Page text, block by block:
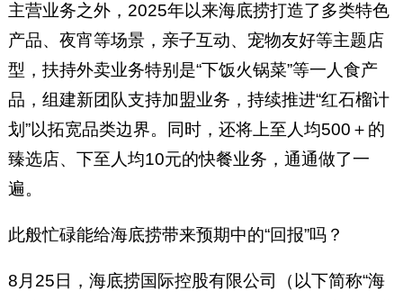
主营业务之外，2025年以来海底捞打造了多类特色
产品、夜宵等场景，亲子互动、宠物友好等主题店
型，扶持外卖业务特别是“下饭火锅菜”等一人食产
品，组建新团队支持加盟业务，持续推进“红石榴计
划”以拓宽品类边界。同时，还将上至人均500＋的
臻选店、下至人均10元的快餐业务，通通做了一
遍。
此般忙碌能给海底捞带来预期中的“回报”吗？
8月25日，海底捞国际控股有限公司（以下简称“海